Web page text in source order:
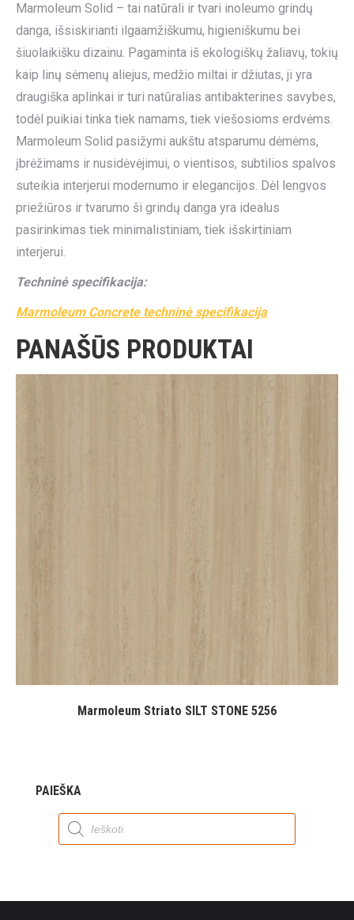
Marmoleum Solid – tai natūrali ir tvari inoleumo grindų
danga, išsiskirianti ilgaamžiškumu, higieniškumu bei
šiuolaikišku dizainu. Pagaminta iš ekologiškų žaliavų, tokių
kaip linų sėmenų aliejus, medžio miltai ir džiutas, ji yra
draugiška aplinkai ir turi natūralias antibakterines savybes,
todėl puikiai tinka tiek namams, tiek viešosioms erdvėms.
Marmoleum Solid pasižymi aukštu atsparumu dėmėms,
įbrėžimams ir nusidėvėjimui, o vientisos, subtilios spalvos
suteikia interjerui modernumo ir elegancijos. Dėl lengvos
priežiūros ir tvarumo ši grindų danga yra idealus
pasirinkimas tiek minimalistiniam, tiek išskirtiniam
interjerui.
Techninė specifikacija:
Marmoleum Concrete techninė specifikacija
PANAŠŪS PRODUKTAI
Marmoleum Striato SILT STONE 5256
PAIEŠKA
Products
search